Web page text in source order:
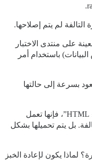
لم يتم إصلاحها.
على منتدى الاختبار
باستخدام أمر
بسرعة إلى حالتها
ومع ذلك، إذا استخدمت ميزة “إعادة بناء HTML”، فإنها تعمل
بل يتم تحميلها بشكل
لماذا يكون لإعادة الخبز